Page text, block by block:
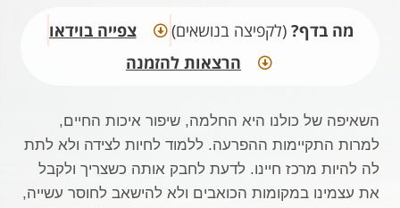
מה בדף? (לקפיצה בנושאים)
צפייה בוידאו​
הרצאות להזמנה​
השאיפה של כולנו היא החלמה,שיפור איכות החיים,
למרות התקיימות ההפרעה. ללמוד לחיות לצידה ולא לתת
לה להיות מרכז חיינו. לדעת לחבק אותה כשצריך ולקבל
את עצמינו במקומות הכואבים ולא להישאב לחוסר עשייה,